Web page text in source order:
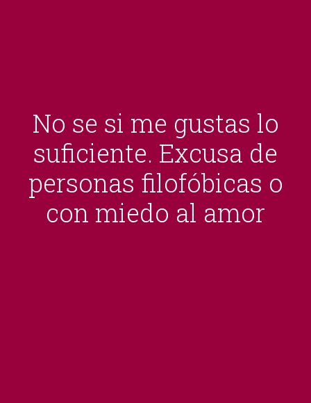
No se si me gustas lo
suficiente. Excusa de
personas filofóbicas o
con miedo al amor